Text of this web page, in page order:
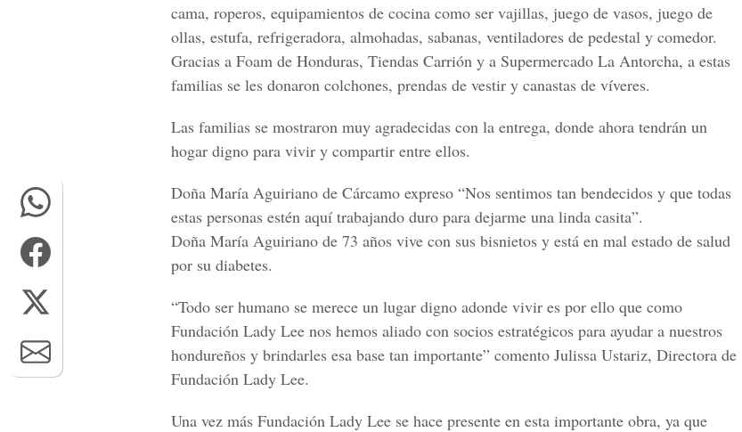
cama, roperos, equipamientos de cocina como ser vajillas, juego de vasos, juego de
ollas, estufa, refrigeradora, almohadas, sabanas, ventiladores de pedestal y comedor.
Gracias a Foam de Honduras, Tiendas Carrión y a Supermercado La Antorcha, a estas
familias se les donaron colchones, prendas de vestir y canastas de víveres.
Las familias se mostraron muy agradecidas con la entrega, donde ahora tendrán un
hogar digno para vivir y compartir entre ellos.
Doña María Aguiriano de Cárcamo expreso “Nos sentimos tan bendecidos y que todas
estas personas estén aquí trabajando duro para dejarme una linda casita”.
Doña María Aguiriano de 73 años vive con sus bisnietos y está en mal estado de salud
por su diabetes.
“Todo ser humano se merece un lugar digno adonde vivir es por ello que como
Fundación Lady Lee nos hemos aliado con socios estratégicos para ayudar a nuestros
hondureños y brindarles esa base tan importante” comento Julissa Ustariz, Directora de
Fundación Lady Lee.
Una vez más Fundación Lady Lee se hace presente en esta importante obra, ya que